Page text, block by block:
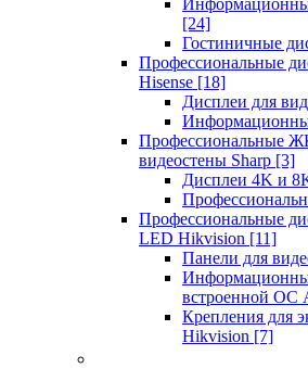
[24]
Гостиничные
Профессиональные
Hisense [18]
Дисплеи для
Профессиональные
видеостены Sharp [3]
Дисплеи 4K и
Профессиональные
LED Hikvision [11]
Панели для
встроенной ОС
Крепления для
Hikvision [7]